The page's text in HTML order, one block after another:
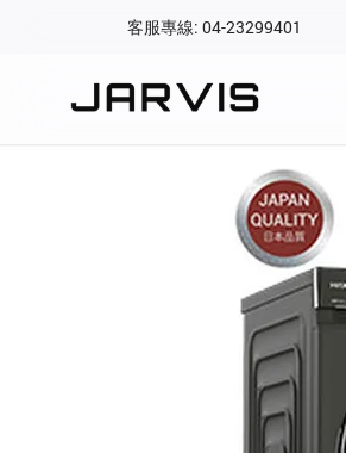
客服專線: 04-23299401